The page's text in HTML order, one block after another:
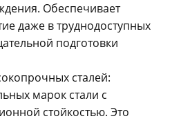
Обеспечивает
даже в труднодоступных
подготовки
сталей:
марок стали с
стойкостью. Это